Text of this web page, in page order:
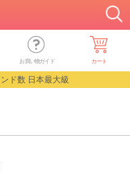
お買い物ガイド カート
ド数 日本最大級